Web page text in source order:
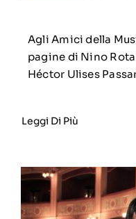
Agli Amici della
pagine di Nino
Héctor Ulises
Leggi Di Più